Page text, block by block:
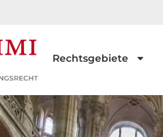
Rechtsgebiete